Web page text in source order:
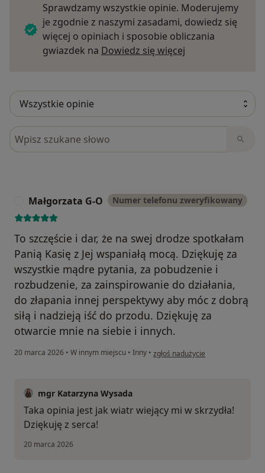
Sprawdzamy wszystkie opinie. Moderujemy
je zgodnie z naszymi zasadami, dowiedz się
więcej o opiniach i sposobie obliczania
gwiazdek na Dowiedz się więcej
Szukaj w opiniach
Małgorzata G-O Numer telefonu zweryfikowany
To szczęście i dar, że na swej drodze spotkałam
Panią Kasię z Jej wspaniałą mocą. Dziękuję za
wszystkie mądre pytania, za pobudzenie i
rozbudzenie, za zainspirowanie do działania,
do złapania innej perspektywy aby móc z dobrą
siłą i nadzieją iść do przodu. Dziękuję za
otwarcie mnie na siebie i innych.
20 marca 2026 • W innym miejscu • Inny • w opinii użytkownika Małgorzata
zgłoś nadużycie
mgr Katarzyna Wysada
Taka opinia jest jak wiatr wiejący mi w skrzydła!
Dziękuję z serca!
20 marca 2026